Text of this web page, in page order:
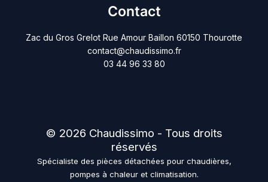
Contact
Zac du Gros Grelot Rue Amour Baillon 60150 Thourotte
contact@chaudissimo.fr
03 44 96 33 80
© 2026 Chaudissimo - Tous droits
réservés
Spécialiste des pièces détachées pour chaudières,
pompes à chaleur et climatisation.